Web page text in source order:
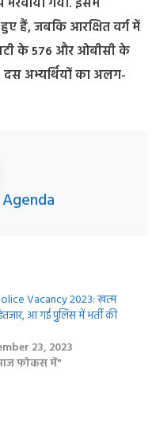
हुए हैं, जबकि आरक्षित वर्ग में
के 576 और ओबीसी के
दस अभ्यर्थियों का अलग-
Vacancy 2023: खत्‍म
आ गई पुुलिस में भर्ती की
23, 2023
फोकस में"